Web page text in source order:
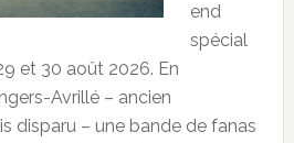
end
spécial
et 30 août 2026. En
Avrillé – ancien
disparu – une bande de fanas